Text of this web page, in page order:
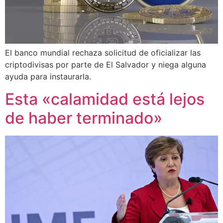
El banco mundial rechaza solicitud de oficializar las
criptodivisas por parte de El Salvador y niega alguna
ayuda para instaurarla.
Esta «calamidad está lejos
de haber terminado»